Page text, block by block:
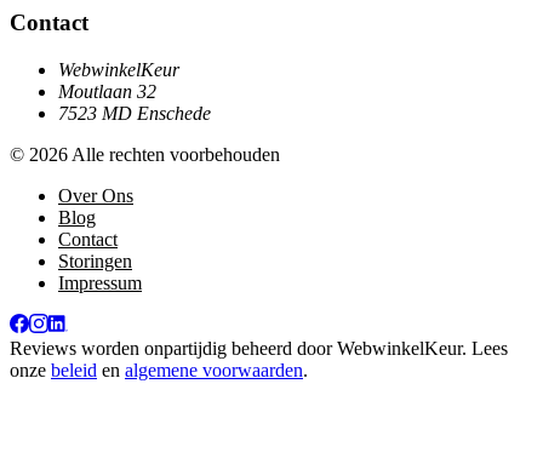
Contact
WebwinkelKeur
Moutlaan 32
7523 MD Enschede
© 2026 Alle rechten voorbehouden
Over Ons
Blog
Contact
Storingen
Impressum
Reviews worden onpartijdig beheerd doorWebwinkelKeur. Lees
onze beleid en algemene voorwaarden.